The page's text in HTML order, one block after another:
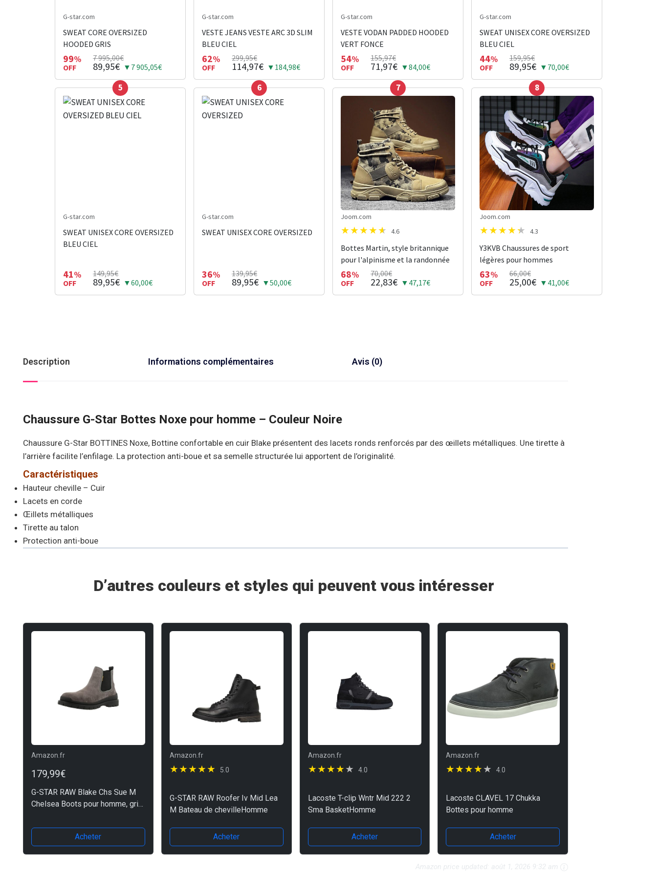
G-star.com
SWEAT CORE OVERSIZED
HOODED GRIS
99%
OFF
7 995,00€
89,95€ ▼7 905,05€
G-star.com
VESTE JEANS VESTE ARC 3D SLIM
BLEU CIEL
62%
OFF
299,95€
114,97€ ▼184,98€
G-star.com
VESTE VODAN PADDED HOODED
VERT FONCE
54%
OFF
155,97€
71,97€ ▼84,00€
G-star.com
SWEAT UNISEX CORE OVERSIZED
BLEU CIEL
44%
OFF
159,95€
89,95€ ▼70,00€
5
G-star.com
SWEAT UNISEX CORE OVERSIZED
BLEU CIEL
41%
OFF
149,95€
89,95€ ▼60,00€
6
G-star.com
SWEAT UNISEX CORE OVERSIZED
36%
OFF
139,95€
89,95€ ▼50,00€
7
Joom.com
4.6
Bottes Martin, style britannique
pour l'alpinisme et la randonnée
68%
OFF
70,00€
22,83€ ▼47,17€
8
Joom.com
4.3
Y3KVB Chaussures de sport
légères pour hommes
63%
OFF
66,00€
25,00€ ▼41,00€
Description Informations complémentaires Avis (0)
Chaussure G-Star Bottes Noxe pour homme – Couleur Noire
Chaussure G-Star BOTTINES Noxe, Bottine confortable en cuir Blake présentent des lacets ronds renforcés par des œillets métalliques. Une tirette à
l’arrière facilite l’enfilage. La protection anti-boue et sa semelle structurée lui apportent de l’originalité.
Caractéristiques
Hauteur cheville – Cuir
Lacets en corde
Œillets métalliques
Tirette au talon
Protection anti-boue
D’autres couleurs et styles qui peuvent vous intéresser
Amazon.fr
179,99€
G-STAR RAW Blake Chs Sue M
Chelsea Boots pour homme, gris,
Acheter
Amazon.fr
5.0
G-STAR RAW Roofer Iv Mid Lea
M Bateau de chevilleHomme
Acheter
Amazon.fr
4.0
Lacoste T-clip Wntr Mid 222 2
Sma BasketHomme
Acheter
Amazon.fr
4.0
Lacoste CLAVEL 17 Chukka
Bottes pour homme
Acheter
Amazon price updated: août 1, 2026 9:32 am